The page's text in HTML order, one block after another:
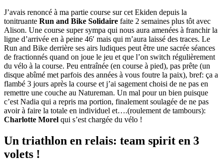
J’avais renoncé à ma partie course sur cet Ekiden depuis la
tonitruante Run and Bike Solidaire faite 2 semaines plus tôt avec
Alison. Une course super sympa qui nous aura amenées à franchir la
ligne d’arrivée en à peine 46′ mais qui m’aura laissé des traces. Le
Run and Bike derrière ses airs ludiques peut être une sacrée séances
de fractionnés quand on joue le jeu et que l’on switch régulièrement
du vélo à la course. Peu entraînée (en course à pied), pas prête (un
disque abîmé met parfois des années à vous foutre la paix), bref: ça a
flambé 3 jours après la course et j’ai sagement choisi de ne pas en
remettre une couche au Natureman. Un mal pour un bien puisque
c’est Nadia qui a repris ma portion, finalement soulagée de ne pas
avoir à faire la totale en individuel et….(roulement de tambours):
Charlotte Morel qui s’est chargée du vélo !
Un triathlon en relais: team spirit en 3
volets !